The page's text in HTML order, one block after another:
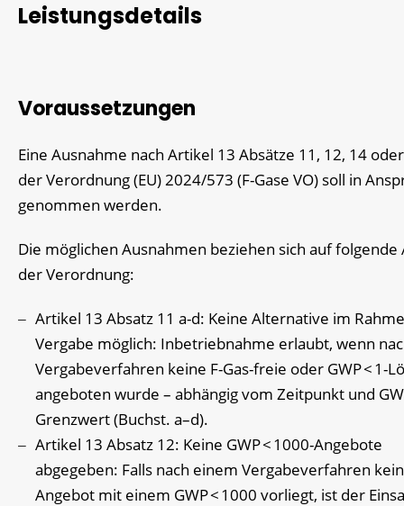
Leistungsdetails
Voraussetzungen
Eine Ausnahme nach Artikel 13 Absätze 11, 12, 14
der Verordnung (EU) 2024/573 (F-Gase VO) soll in
genommen werden.
Die möglichen Ausnahmen beziehen sich auf folgende
der Verordnung:
Artikel 13 Absatz 11 a-d: Keine Alternative im
Vergabe möglich: Inbetriebnahme erlaubt, wenn
Vergabeverfahren keine F-Gas-freie oder GWP < 1-
angeboten wurde – abhängig vom Zeitpunkt und
Grenzwert (Buchst. a–d).
Artikel 13 Absatz 12: Keine GWP < 1000-Angebote
abgegeben: Falls nach einem Vergabeverfahren kein
Angebot mit einem GWP < 1000 vorliegt, ist der